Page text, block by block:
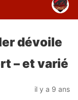
dévoile
– et varié
il y a 9 ans